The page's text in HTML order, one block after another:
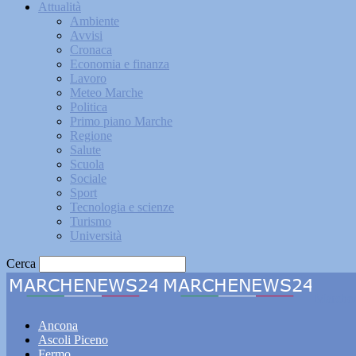
Attualità
Ambiente
Avvisi
Cronaca
Economia e finanza
Lavoro
Meteo Marche
Politica
Primo piano Marche
Regione
Salute
Scuola
Sociale
Sport
Tecnologia e scienze
Turismo
Università
Cerca
Ancona
Ascoli Piceno